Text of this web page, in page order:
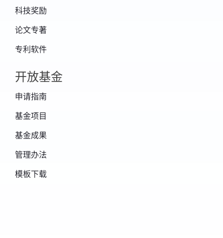
driven modeling in the thermal infrared
domain. Remote Sensing of Environment,
252, 112157.
7. Cao, B., Liu, Q., Du, Y., Roujean, J. L.,
Gastellu-Etchegorry, J. P., Trigo, I. F., ... &
Xiao, Q. (2019). A review of earth surface
thermal radiation directionality observing
and modeling: Historical development,
current status and perspectives. Remote
Sensing of Environment, 232, 111304.
科技奖励
论文专著
专利软件
开放基金
申请指南
基金项目
基金成果
管理办法
模板下载